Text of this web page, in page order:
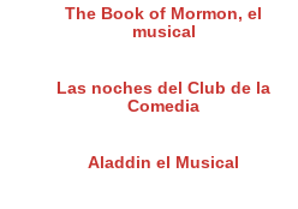
The Book of Mormon, el
musical
Las noches del Club de la
Comedia
Aladdin el Musical